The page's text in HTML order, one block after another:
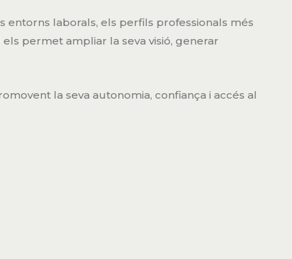
entorns laborals, els perfils professionals més
permet ampliar la seva visió, generar
la seva autonomia, confiança i accés al